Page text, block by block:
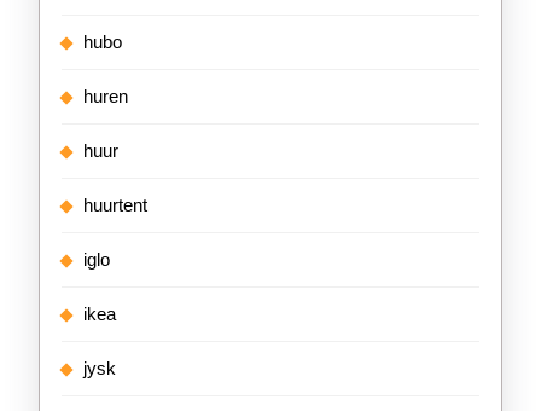
hubo
huren
huur
huurtent
iglo
ikea
jysk